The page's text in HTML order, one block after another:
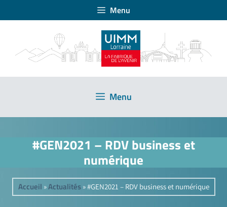
Menu
Menu
#GEN2021 – RDV business et
numérique
Accueil »Actualités»#GEN2021 – RDV business et numérique